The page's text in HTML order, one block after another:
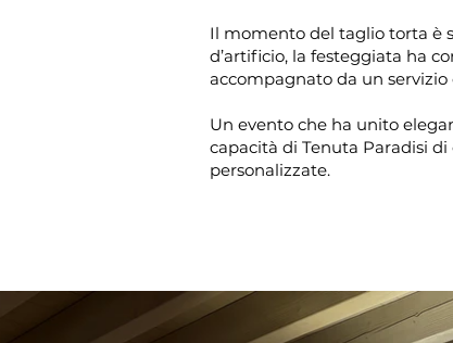
Il momento del taglio torta è
d’artificio, la festeggiata ha
accompagnato da un
Un evento che ha unito
capacità di Tenuta Paradisi
personalizzate.